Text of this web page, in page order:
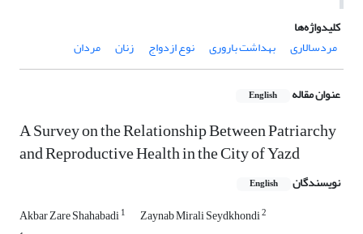
کلیدواژه‌ها
مردسالاری
بهداشت باروری نوع ازدواج زنان مردان
عنوان مقاله English
A Survey on the Relationship Between Patriarchy
and Reproductive Health in the City of Yazd
نویسندگان English
Akbar Zare Shahabadi1 Zaynab Mirali Seydkhondi2